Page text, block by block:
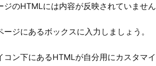
のHTMLには内容が反映されていません
ジにあるボックスに入力しましょう。
ン下にあるHTMLが自分用にカスタマイ